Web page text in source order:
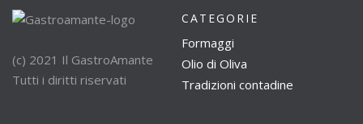
(c) 2021 Il GastroAmante
Tutti i diritti riservati
CATEGORIE
Formaggi
Olio di Oliva
Tradizioni contadine